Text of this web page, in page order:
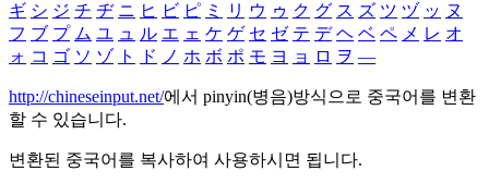
ギ シ ジ チ ヂ ニ ヒ ビ ピ ミ リ ウ ゥ ク グ ス ズ ツ ヅ ッ ヌ
フ ブ プ ム ユ ュ ル エ ェ ケ ゲ セ ゼ テ デ ヘ ベ ペ メ レ オ
ォ コ ゴ ソ ゾ ト ド ノ ホ ボ ポ モ ヨ ョ ロ ヲ ―
http://chineseinput.net/에서 pinyin(병음)방식으로 중국어를 변환
할 수 있습니다.
변환된 중국어를 복사하여 사용하시면 됩니다.